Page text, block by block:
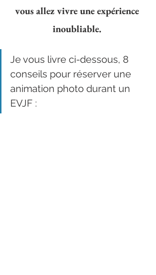
vous allez vivre une expérience
inoubliable.
Je vous livre ci-dessous, 8
conseils pour réserver une
animation photo durant un
EVJF :